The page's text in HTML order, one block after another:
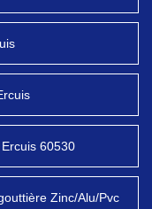
60530
Zinc/Alu/Pvc